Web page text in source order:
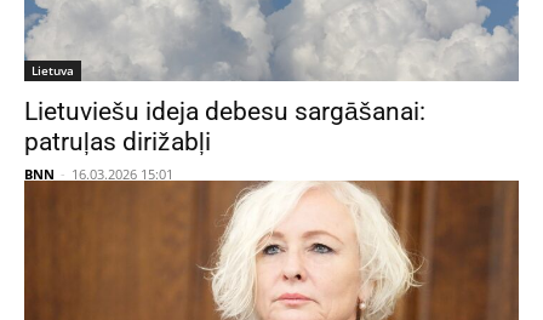
Lietuva
Lietuviešu ideja debesu sargāšanai:
patruļas dirižabļi
BNN - 16.03.2026 15:01